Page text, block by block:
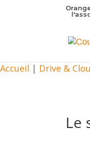
Accueil | Drive &
Le